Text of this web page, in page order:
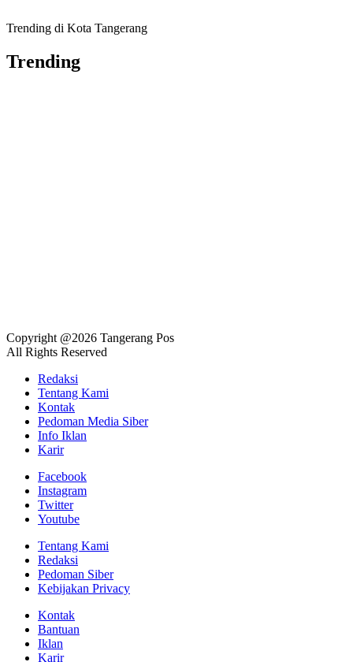
Trending di Kota Tangerang
Trending
Copyright @2026 Tangerang Pos
All Rights Reserved
Redaksi
Tentang Kami
Kontak
Pedoman Media Siber
Info Iklan
Karir
Facebook
Instagram
Twitter
Youtube
Tentang Kami
Redaksi
Pedoman Siber
Kebijakan Privacy
Kontak
Bantuan
Iklan
Karir